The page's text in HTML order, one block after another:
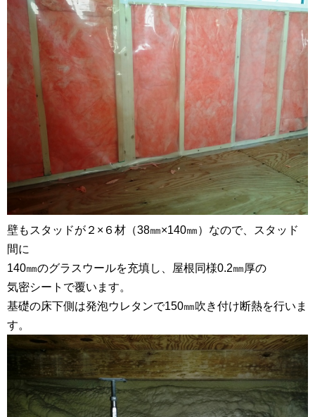
壁もスタッドが２×６材（38㎜×140㎜）なので、スタッド
間に
140㎜のグラスウールを充填し、屋根同様0.2㎜厚の
気密シートで覆います。
基礎の床下側は発泡ウレタンで150㎜吹き付け断熱を行いま
す。